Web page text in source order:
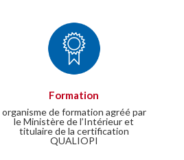
Formation
organisme de formation agréé par
le Ministère de l’Intérieur et
titulaire de la certification
QUALIOPI